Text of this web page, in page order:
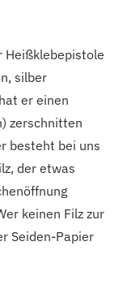
Heißklebepistole
silber
er einen
zerschnitten
besteht bei uns
der etwas
keinen Filz zur
Seiden-Papier